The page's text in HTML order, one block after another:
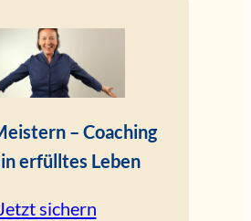
– Coaching
erfülltes Leben
sichern